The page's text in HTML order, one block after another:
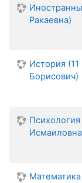
Ракаевна)
История
Борисович)
Математика